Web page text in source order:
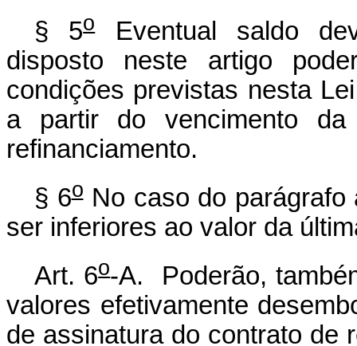
§ 5oEventual saldo
disposto neste artigo
condições previstas nesta
a partir do vencimento
refinanciamento.
§ 6oNo caso do parágrafo
ser inferiores ao valor da
Art. 6o-A. Poderão,
valores efetivamente
de assinatura do contrato de